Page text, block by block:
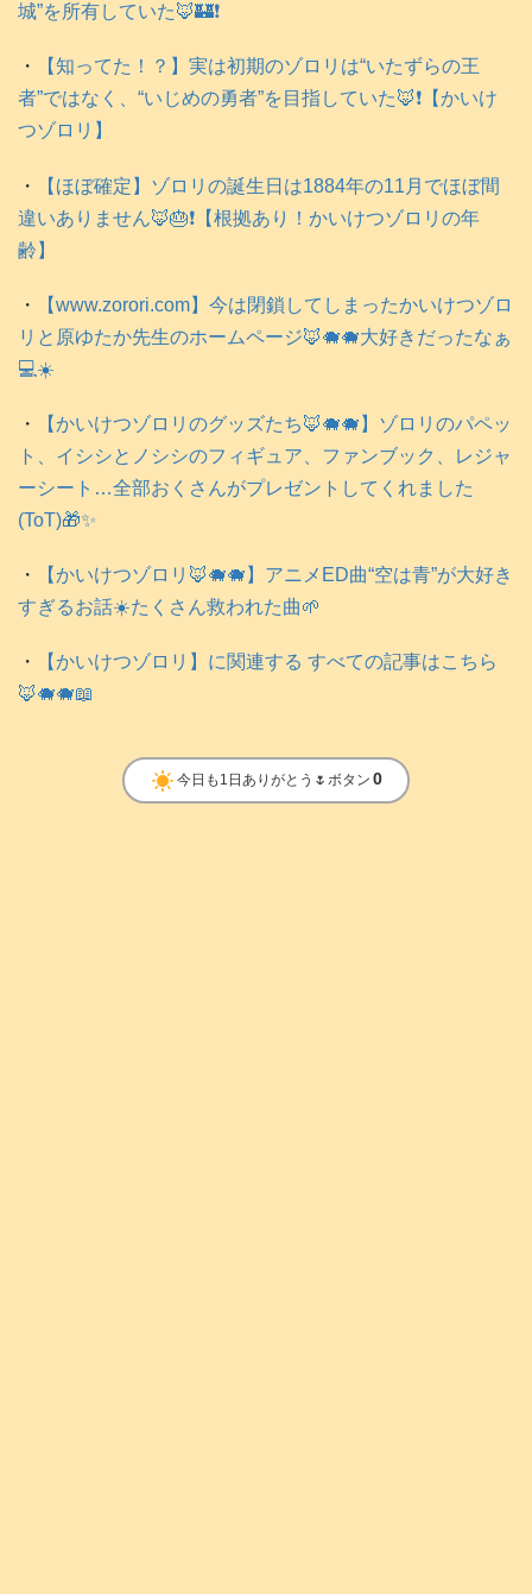
城”を所有していた🦊🏰❗️
・
【知ってた！？】実は初期のゾロリは“いたずらの王
者”ではなく、“いじめの勇者”を目指していた🦊❗️【かいけ
つゾロリ】
・
【ほぼ確定】ゾロリの誕生日は1884年の11月でほぼ間
違いありません🦊🎂❗️【根拠あり！かいけつゾロリの年
齢】
・
【www.zorori.com】今は閉鎖してしまったかいけつゾロ
リと原ゆたか先生のホームページ🦊🐗🐗大好きだったなぁ
💻️☀️
・
【かいけつゾロリのグッズたち🦊🐗🐗】ゾロリのパペッ
ト、イシシとノシシのフィギュア、ファンブック、レジャ
ーシート…全部おくさんがプレゼントしてくれました
(ToT)🎁✨
・
【かいけつゾロリ🦊🐗🐗】アニメED曲“空は青”が大好き
すぎるお話☀️たくさん救われた曲🌱
・
【かいけつゾロリ】に関連する すべての記事はこちら
🦊🐗🐗📖
clear_day 今日も1日ありがとう🌷ボタン 0